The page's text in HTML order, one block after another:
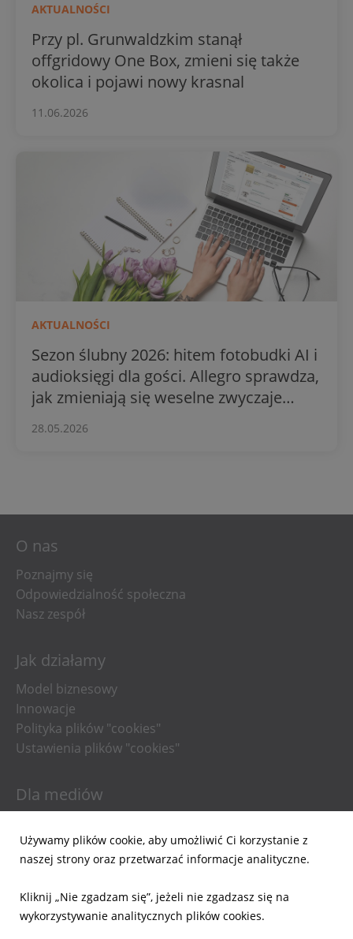
AKTUALNOŚCI
Przy pl. Grunwaldzkim stanął
offgridowy One Box, zmieni się także
okolica i pojawi nowy krasnal
11.06.2026
AKTUALNOŚCI
Sezon ślubny 2026: hitem fotobudki AI i
audioksięgi dla gości. Allegro sprawdza,
jak zmieniają się weselne zwyczaje
28.05.2026
O nas
Poznajmy się
Odpowiedzialność społeczna
Nasz zespół
Jak działamy
Model biznesowy
Innowacje
Polityka plików "cookies"
Ustawienia plików "cookies"
Dla mediów
Materiały do pobrania
Powiadomienia email
Dla inwestorów
Używamy plików cookie, aby umożliwić Ci korzystanie z
naszej strony oraz przetwarzać informacje analityczne.
Kliknij „Nie zgadzam się”, jeżeli nie zgadzasz się na
wykorzystywanie analitycznych plików cookies.